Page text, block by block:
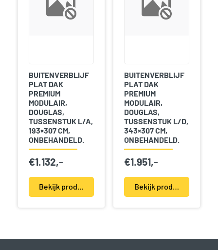
BUITENVERBLIJF
PLAT DAK
PREMIUM
MODULAIR,
DOUGLAS,
TUSSENSTUK L/A,
193×307 CM,
ONBEHANDELD.
€1.132,-
Bekijk product(en)
BUITENVERBLIJF
PLAT DAK
PREMIUM
MODULAIR,
DOUGLAS,
TUSSENSTUK L/D,
343×307 CM,
ONBEHANDELD.
€1.951,-
Bekijk product(en)